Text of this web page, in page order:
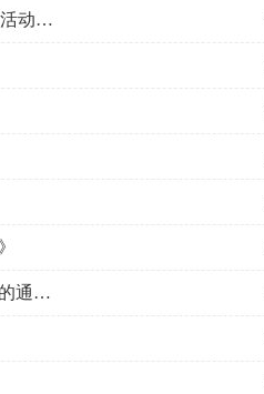
防范和打击非法金融活动部际联席会议 召开严厉打击利用APP开展非法金融活动专题会议
国家金融监督管理总局发布《关于推动深化人身保险行业个人营销体制改革的通知》